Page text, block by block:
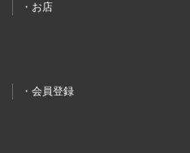
お店
会員登録